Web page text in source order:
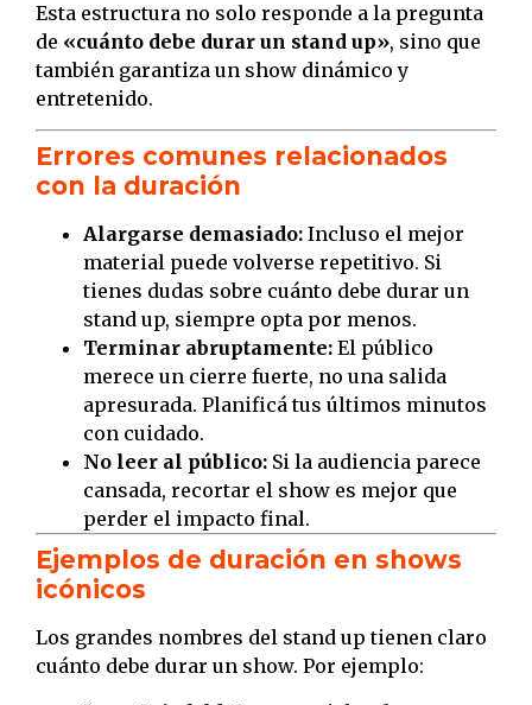
Esta estructura no solo responde a la pregunta
de «cuánto debe durar un stand up», sino que
también garantiza un show dinámico y
entretenido.
Errores comunes relacionados
con la duración
Alargarse demasiado: Incluso el mejor
material puede volverse repetitivo. Si
tienes dudas sobre cuánto debe durar un
stand up, siempre opta por menos.
Terminar abruptamente: El público
merece un cierre fuerte, no una salida
apresurada. Planificá tus últimos minutos
con cuidado.
No leer al público: Si la audiencia parece
cansada, recortar el show es mejor que
perder el impacto final.
Ejemplos de duración en shows
icónicos
Los grandes nombres del stand up tienen claro
cuánto debe durar un show. Por ejemplo: